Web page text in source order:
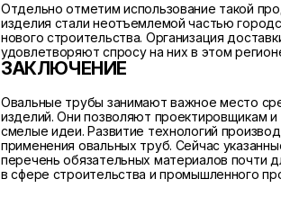
Отдельно отметим использование такой
изделия стали неотъемлемой частью
нового строительства. Организация
удовлетворяют спросу на них в этом
ЗАКЛЮЧЕНИЕ
Овальные трубы занимают важное место
изделий. Они позволяют проектировщикам
смелые идеи. Развитие технологий
применения овальных труб. Сейчас
перечень обязательных материалов почти
в сфере строительства и промышленного